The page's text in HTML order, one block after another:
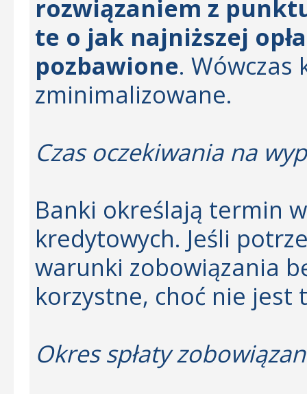
rozwiązaniem z
te o jak najniższej
pozbawione. Wówczas
zminimalizowane.
Czas oczekiwania na
Banki określają termin
kredytowych. Jeśli
warunki zobowiązania
korzystne, choć nie jest
Okres spłaty